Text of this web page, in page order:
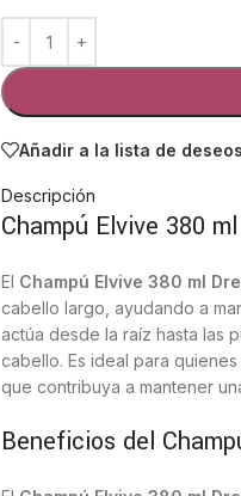
Añadir a la lista de deseos
Descripción
Champú Elvive 380
El Champú Elvive 380 ml
cabello largo, ayudando a
actúa desde la raíz hasta las
cabello. Es ideal para
que contribuya a mantener
Beneficios del